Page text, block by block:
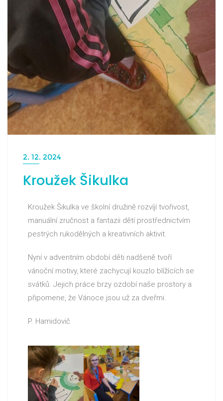
2. 12. 2024
Kroužek Šikulka
Kroužek Šikulka ve školní družině rozvíjí tvořivost,
manuální zručnost a fantazii dětí prostřednictvím
pestrých rukodělných a kreativních aktivit.
Nyní v adventním období děti nadšeně tvoří
vánoční motivy, které zachycují kouzlo blížících se
svátků. Jejich práce brzy ozdobí naše prostory a
připomene, že Vánoce jsou už za dveřmi.
P. Hamidovič